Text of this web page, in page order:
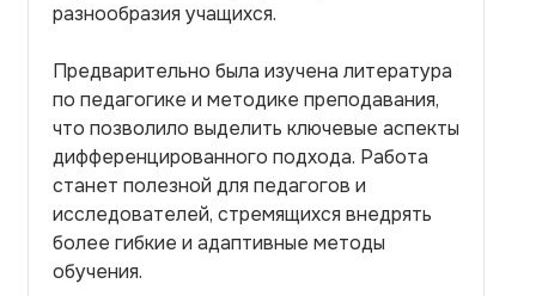
разнообразия учащихся.
Предварительно была изучена литература
по педагогике и методике преподавания,
что позволило выделить ключевые аспекты
дифференцированного подхода. Работа
станет полезной для педагогов и
исследователей, стремящихся внедрять
более гибкие и адаптивные методы
обучения.